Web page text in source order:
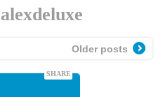
alexdeluxe
Older posts
SHARE